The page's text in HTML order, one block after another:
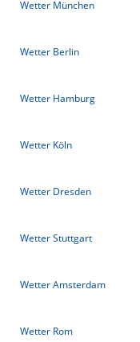
Wetter München
Wetter Berlin
Wetter Hamburg
Wetter Köln
Wetter Dresden
Wetter Stuttgart
Wetter Amsterdam
Wetter Rom